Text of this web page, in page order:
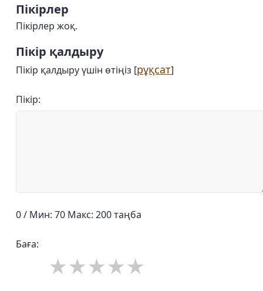
Пікірлер
Пікірлер жоқ.
Пікір қалдыру
Пікір қалдыру үшін өтіңіз [рұқсат]
Пікір:
0 / Мин: 70 Макс: 200 таңба
Баға: